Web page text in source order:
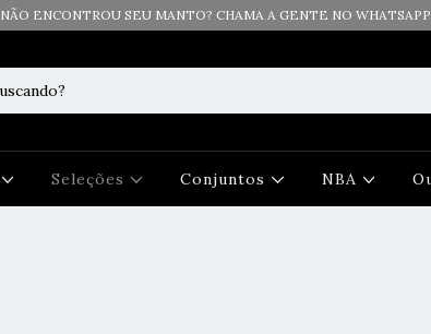
NÃO ENCONTROU SEU MANTO? CHAMA A GENTE NO WHATSAPP
Seleções Conjuntos NBA